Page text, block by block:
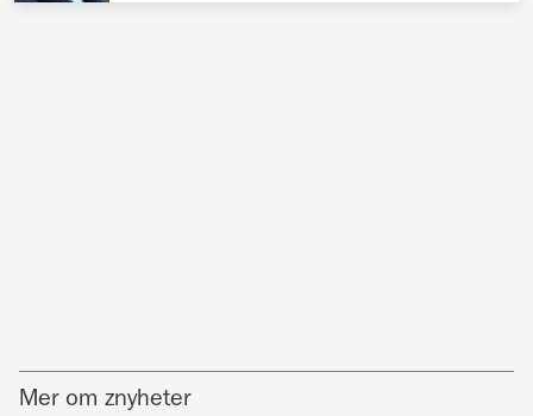
Mer om znyheter